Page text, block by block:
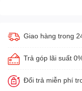
Giao hàng trong
Trả góp lãi suất
Đổi trả miễn phí